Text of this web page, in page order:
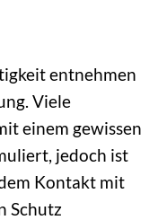
entnehmen
Viele
einem gewissen
jedoch ist
Kontakt mit
Schutz